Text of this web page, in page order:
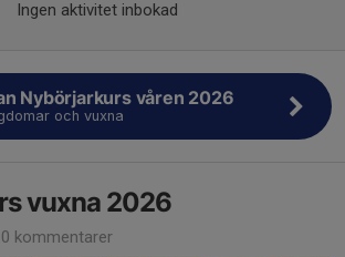
Ingen aktivitet inbokad
Nybörjarkurs våren 2026
och vuxna
vuxna 2026
0 kommentarer